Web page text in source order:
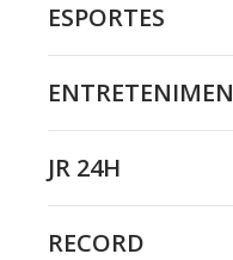
ESPORTES
JR 24H
RECORD